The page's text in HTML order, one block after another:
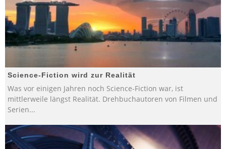
Science-Fiction wird zur Realität
Was vor einigen Jahren noch Science-Fiction war, ist
mittlerweile längst Realität. Drehbuchautoren von Filmen und
Serien...